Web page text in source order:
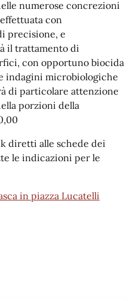
numerose concrezioni
con
precisione, e
il trattamento di
con opportuno biocida
indagini microbiologiche
di particolare attenzione
porzioni della
diretti alle schede dei
le indicazioni per le
in piazza Lucatelli